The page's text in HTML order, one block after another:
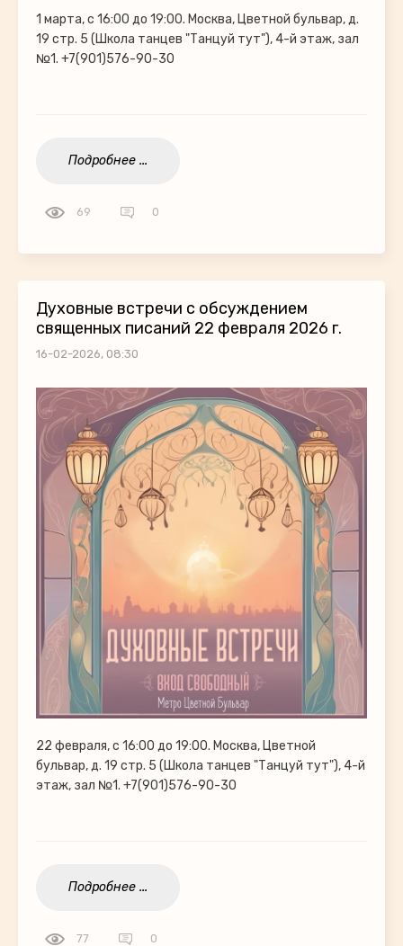
1 марта, с 16:00 до 19:00. Москва, Цветной бульвар, д.
19 стр. 5 (Школа танцев "Танцуй тут"), 4-й этаж, зал
№1. +7(901)576-90-30
Подробнее ...
69 0
Духовные встречи с обсуждением
священных писаний 22 февраля 2026 г.
16-02-2026, 08:30
22 февраля, с 16:00 до 19:00. Москва, Цветной
бульвар, д. 19 стр. 5 (Школа танцев "Танцуй тут"), 4-й
этаж, зал №1. +7(901)576-90-30
Подробнее ...
77 0